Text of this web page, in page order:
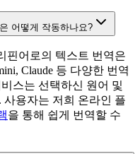
어떻게 작동하나요?
핀어로의 텍스트 번역은
Claude 등 다양한 번역
스는 선택하신 원어 및
용자는 저희 온라인 플
을 통해 쉽게 번역할 수